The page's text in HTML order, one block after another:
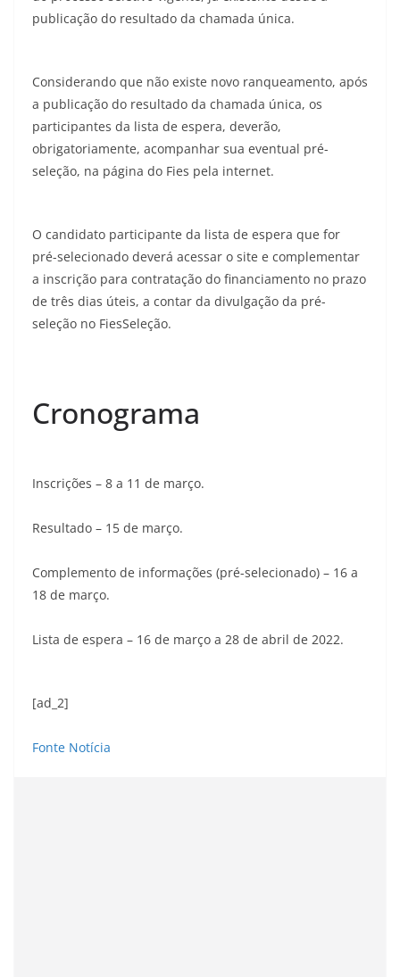
publicação do resultado da chamada única.
Considerando que não existe novo ranqueamento, após
a publicação do resultado da chamada única, os
participantes da lista de espera, deverão,
obrigatoriamente, acompanhar sua eventual pré-
seleção, na página do Fies pela internet.
O candidato participante da lista de espera que for
pré-selecionado deverá acessar o site e complementar
a inscrição para contratação do financiamento no prazo
de três dias úteis, a contar da divulgação da pré-
seleção no FiesSeleção.
Cronograma
Inscrições – 8 a 11 de março.
Resultado – 15 de março.
Complemento de informações (pré-selecionado) – 16 a
18 de março.
Lista de espera – 16 de março a 28 de abril de 2022.
[ad_2]
Fonte Notícia